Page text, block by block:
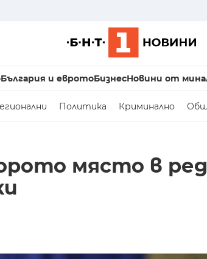
България и евротоБизнесНовини от
Политика Криминално
място в